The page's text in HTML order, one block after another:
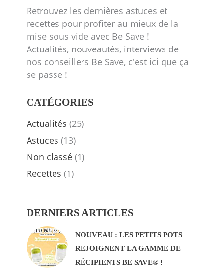
Retrouvez les dernières astuces et
recettes pour profiter au mieux de la
mise sous vide avec Be Save !
Actualités, nouveautés, interviews de
nos conseillers Be Save, c'est ici que ça
se passe !
CATÉGORIES
Actualités (25)
Astuces (13)
Non classé (1)
Recettes (1)
DERNIERS ARTICLES
NOUVEAU : LES PETITS POTS
REJOIGNENT LA GAMME DE
RÉCIPIENTS BE SAVE® !